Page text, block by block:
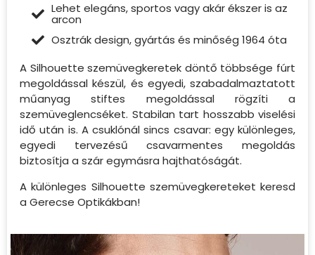
Lehet elegáns, sportos vagy akár ékszer is az
arcon
Osztrák design, gyártás és minőség 1964 óta
A Silhouette szemüvegkeretek döntő többsége fúrt
megoldással készül, és egyedi, szabadalmaztatott
műanyag stiftes megoldással rögzíti a
szemüveglencséket. Stabilan tart hosszabb viselési
idő után is. A csuklónál sincs csavar: egy különleges,
egyedi tervezésű csavarmentes megoldás
biztosítja a szár egymásra hajthatóságát.
A különleges Silhouette szemüvegkereteket keresd
a Gerecse Optikákban!